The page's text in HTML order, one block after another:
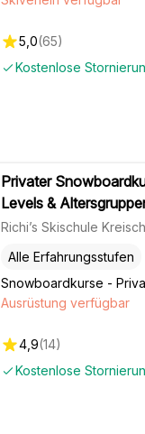
Kostenlose
5,0(65)
Privater
Levels &
Richi’s Skischule
Snowboardkurse -
Alle Erfahrungsstufen
Kostenlose
Ausrüstung verfügbar
4,9(14)